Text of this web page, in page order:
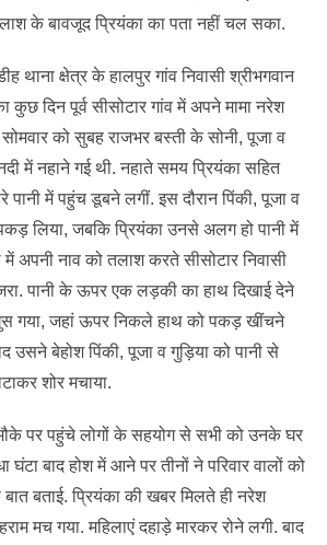
तलाश के बावजूद प्रियंका का पता नहीं चल सका.
थाना क्षेत्र के हालपुर गांव निवासी श्रीभगवान
कुछ दिन पूर्व सीसोटार गांव में अपने मामा नरेश
को सुबह राजभर बस्ती के सोनी, पूजा व
में नहाने गई थी. नहाते समय प्रियंका सहित
पानी में पहुंच डूबने लगीं. इस दौरान पिंकी, पूजा व
लिया, जबकि प्रियंका उनसे अलग हो पानी में
में अपनी नाव को तलाश करते सीसोटार निवासी
पानी के ऊपर एक लड़की का हाथ दिखाई देने
गया, जहां ऊपर निकले हाथ को पकड़ खींचने
उसने बेहोश पिंकी, पूजा व गुड़िया को पानी से
शोर मचाया.
पर पहुंचे लोगों के सहयोग से सभी को उनके घर
घंटा बाद होश में आने पर तीनों ने परिवार वालों को
बताई. प्रियंका की खबर मिलते ही नरेश
मच गया. महिलाएं दहाड़े मारकर रोने लगी. बाद